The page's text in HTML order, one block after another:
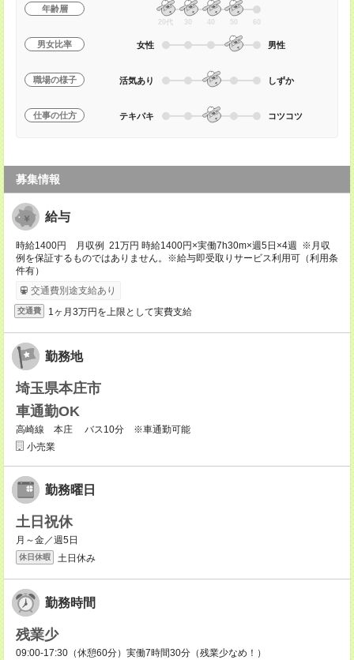
年齢層
20代 30 40 50 60
男女比率 女性 男性
職場の様子 活気あり しずか
仕事の仕方 テキパキ コツコツ
募集情報
給与
時給1400円 月収例 21万円 時給1400円×実働7h30m×週5日×4週 ※月収
例を保証するものではありません。※給与即受取りサービス利用可（利用条
件有）
交通費別途支給あり
交通費 1ヶ月3万円を上限として実費支給
勤務地
埼玉県本庄市
車通勤OK
高崎線 本庄 バス10分 ※車通勤可能
小売業
勤務曜日
土日祝休
月～金／週5日
休日休暇 土日休み
勤務時間
残業少
09:00-17:30（休憩60分）実働7時間30分（残業少なめ！）